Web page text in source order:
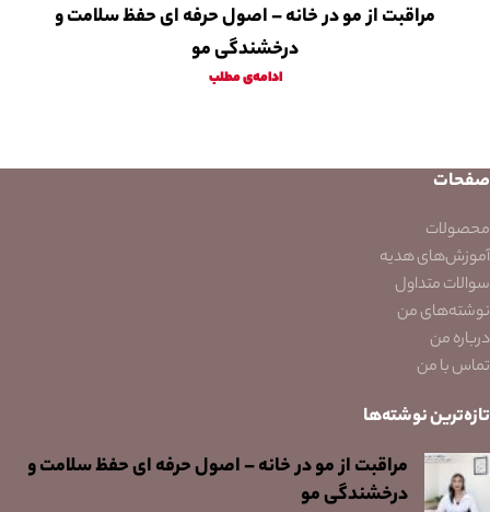
مراقبت از مو در خانه – اصول حرفه ای حفظ سلامت و
درخشندگی مو
ادامه‌ی مطلب
صفحات
محصولات
آموزش‌های هدیه
سوالات متداول
نوشته‌های من
درباره من
تماس با من
تازه‌ترین نوشته‌ها
مراقبت از مو در خانه – اصول حرفه ای حفظ سلامت و
درخشندگی مو